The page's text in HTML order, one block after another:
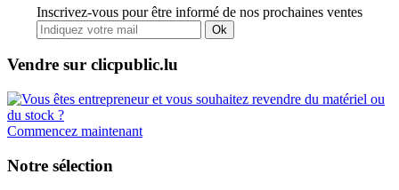
Inscrivez-vous pour être informé de nos prochaines ventes
Ok
Vendre sur clicpublic.lu
Commencez maintenant
Notre sélection